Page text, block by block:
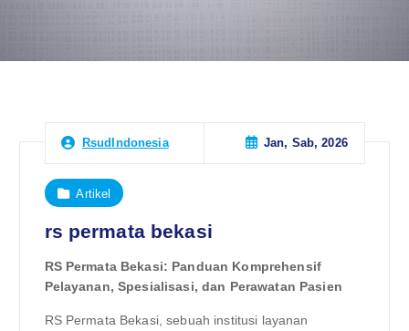
RsudIndonesia Jan, Sab, 2026
Artikel
rs permata bekasi
RS Permata Bekasi: Panduan Komprehensif
Pelayanan, Spesialisasi, dan Perawatan Pasien
RS Permata Bekasi, sebuah institusi layanan